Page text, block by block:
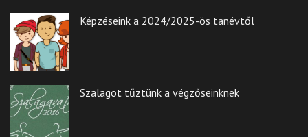
Képzéseink a 2024/2025-ös tanévtől
Szalagot tűztünk a végzőseinknek